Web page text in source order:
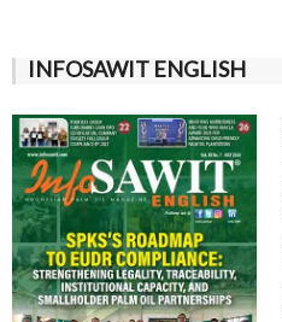
INFOSAWIT ENGLISH